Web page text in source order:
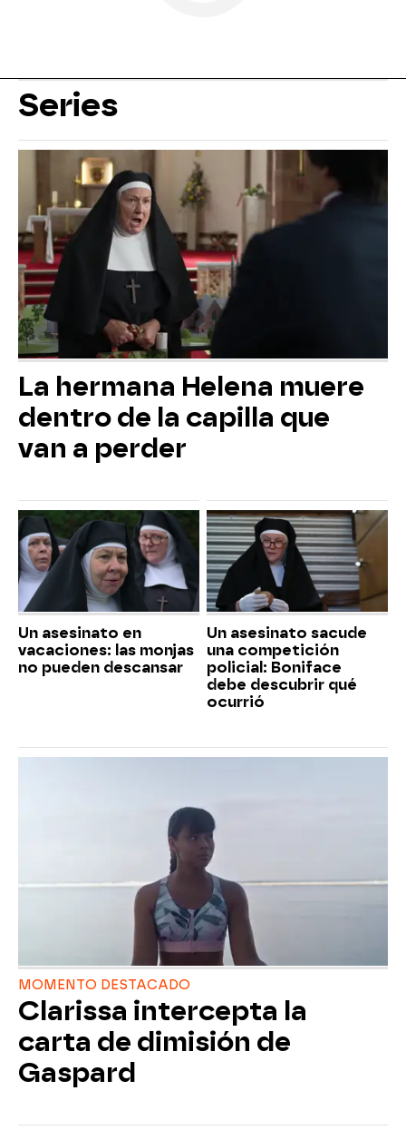
Series
La hermana Helena muere
dentro de la capilla que
van a perder
Un asesinato en
vacaciones: las monjas
no pueden descansar
Un asesinato sacude
una competición
policial: Boniface
debe descubrir qué
ocurrió
MOMENTO DESTACADO
Clarissa intercepta la
carta de dimisión de
Gaspard